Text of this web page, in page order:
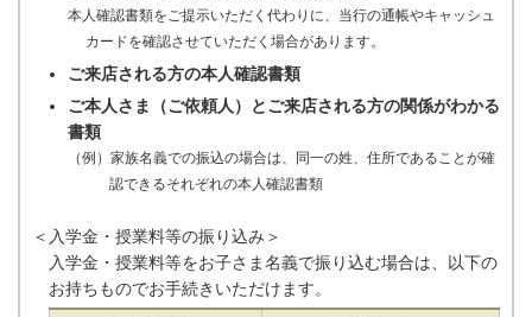
本人確認書類をご提示いただく代わりに、当行の通帳やキャッシュ
カードを確認させていただく場合があります。
ご来店される方の本人確認書類
ご本人さま（ご依頼人）とご来店される方の関係がわかる
書類
（例）家族名義での振込の場合は、同一の姓、住所であることが確
認できるそれぞれの本人確認書類
＜入学金・授業料等の振り込み＞
入学金・授業料等をお子さま名義で振り込む場合は、以下の
お持ちものでお手続きいただけます。